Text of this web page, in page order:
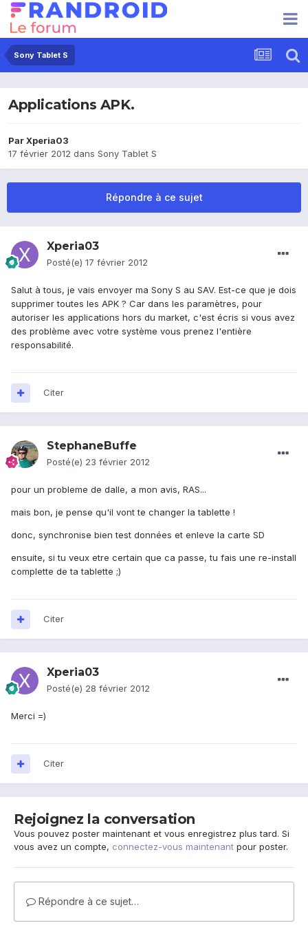
Sony Tablet S
Applications APK.
ParXperia03
17 février 2012 dans Sony Tablet S
Répondre à ce sujet
Xperia03
Posté(e) 17 février 2012
Salut à tous, je vais envoyer ma Sony S au SAV. Est-ce que je dois
supprimer toutes les APK ? Car dans les paramètres, pour
autoriser les applications hors du market, c'est écris si vous avez
des problème avec votre système vous prenez l'entière
responsabilité.
Citer
StephaneBuffe
Posté(e) 23 février 2012
pour un probleme de dalle, a mon avis, RAS...
mais bon, je pense qu'il vont te changer la tablette !
donc, synchronise bien test données et enleve la carte SD
ensuite, si tu veux etre certain que ca passe, tu fais une re-install
complette de ta tablette ;)
Citer
Xperia03
Posté(e) 28 février 2012
Merci =)
Citer
Rejoignez la conversation
Vous pouvez poster maintenant et vous enregistrez plus tard. Si
vous avez un compte, connectez-vous maintenant pour poster.
Répondre à ce sujet…